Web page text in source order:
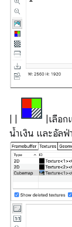
|เลือ
น้ำเงิน และอัลฟ่